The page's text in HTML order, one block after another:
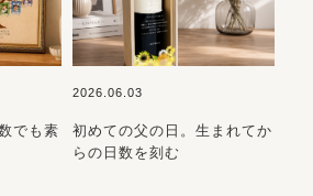
でも素
2026.06.03
初めての父の日。生まれてか
らの日数を刻む